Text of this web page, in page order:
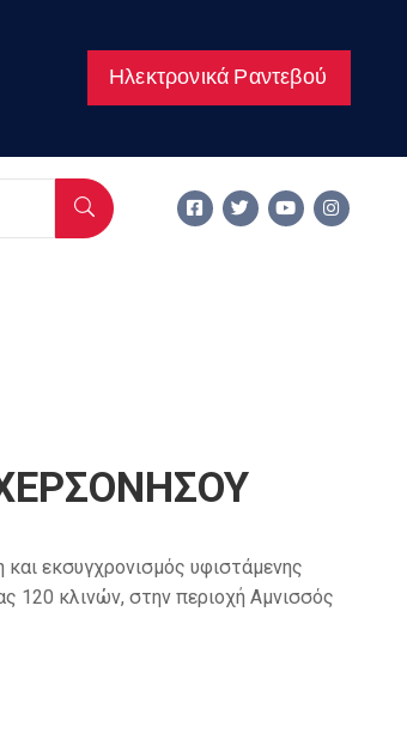
Ηλεκτρονικά Ραντεβού
εκσυγχρονισμός υφιστάμενης
120 κλινών, στην περιοχή Αμνισσός